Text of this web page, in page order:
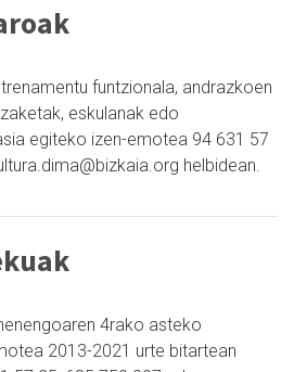
funtzionala, andrazkoen
eskulanak edo
egiteko izen-emotea 94 631 57
helbidean.
4rako asteko
2013-2021 urte bitartean